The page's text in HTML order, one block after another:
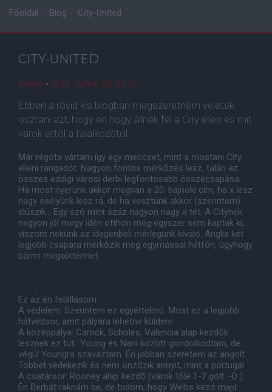
Főoldal Blog City-United
CITY-UNITED
Sonny • 2012. április. 28. 21:19
Ebben a rövid kis blogban megszeretném veletek
osztani azt, hogy én hogy állnék fel a City ellen és mit
várok ettõl a találkozótól.
Már régóta vártam így egy meccset, mint a mostani City
elleni rangadót. Nagyon fontos mérkõzés lesz, talán az
összes eddigi városi derbi legfontosabb összecsapása.
Ha most nyerünk akkor megvan a 20. bajnoki cím, ha x lesz
nagy esélyünk lesz rá, de ha vesztünk akkor (szerintem)
elúszik... Egy szó mint száz nagyon nagy a tét. A Citynek
nagyon jól megy idén otthon még egyszer sem kaptak ki,
viszont nekünk az idegenbeli mérlegünk kíváló. Anglia két
legjobb csapata mérkõzik meg egymással hétfõn, úgyhogy
bármi megtörténhet.
Ez az én felállásom.
A védelem: Szerintem ez egyértelmû. Most ez a legjobb
hátvédsor, amit pályára lehetne küldeni.
A középpálya: Carrick, Scholes, Valencia alap kezdõk
lesznek ez tuti. Young és Nani között gondolkodtam, de
végül Youngra szavaztam. Én jobban szeretem az angolt.
Többet védekezik és nem önzõzik annyit, mint a portugál.
A csatársor: Rooney alap kezdõ (várok tõle 1-2 gólt :-D ).
Én Berbát raknám be, de tudom, hogy Welbs kezd majd.